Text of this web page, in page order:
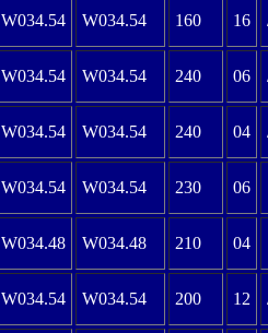
W034.54 W034.54 160 16
W034.54 W034.54 240 06
W034.54 W034.54 240 04
W034.54 W034.54 230 06
W034.48 W034.48 210 04
W034.54 W034.54 200 12